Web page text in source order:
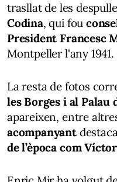
trasllat de les
Codina, qui fou
President Francesc
Montpeller l'any 1941.
La resta de fotos
les Borges i al Palau
apareixen, entre
acompanyant
de l’època com